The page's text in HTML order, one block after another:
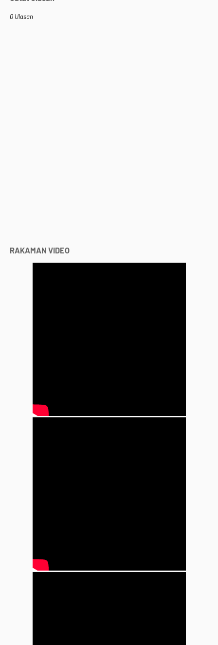
0 Ulasan
RAKAMAN VIDEO